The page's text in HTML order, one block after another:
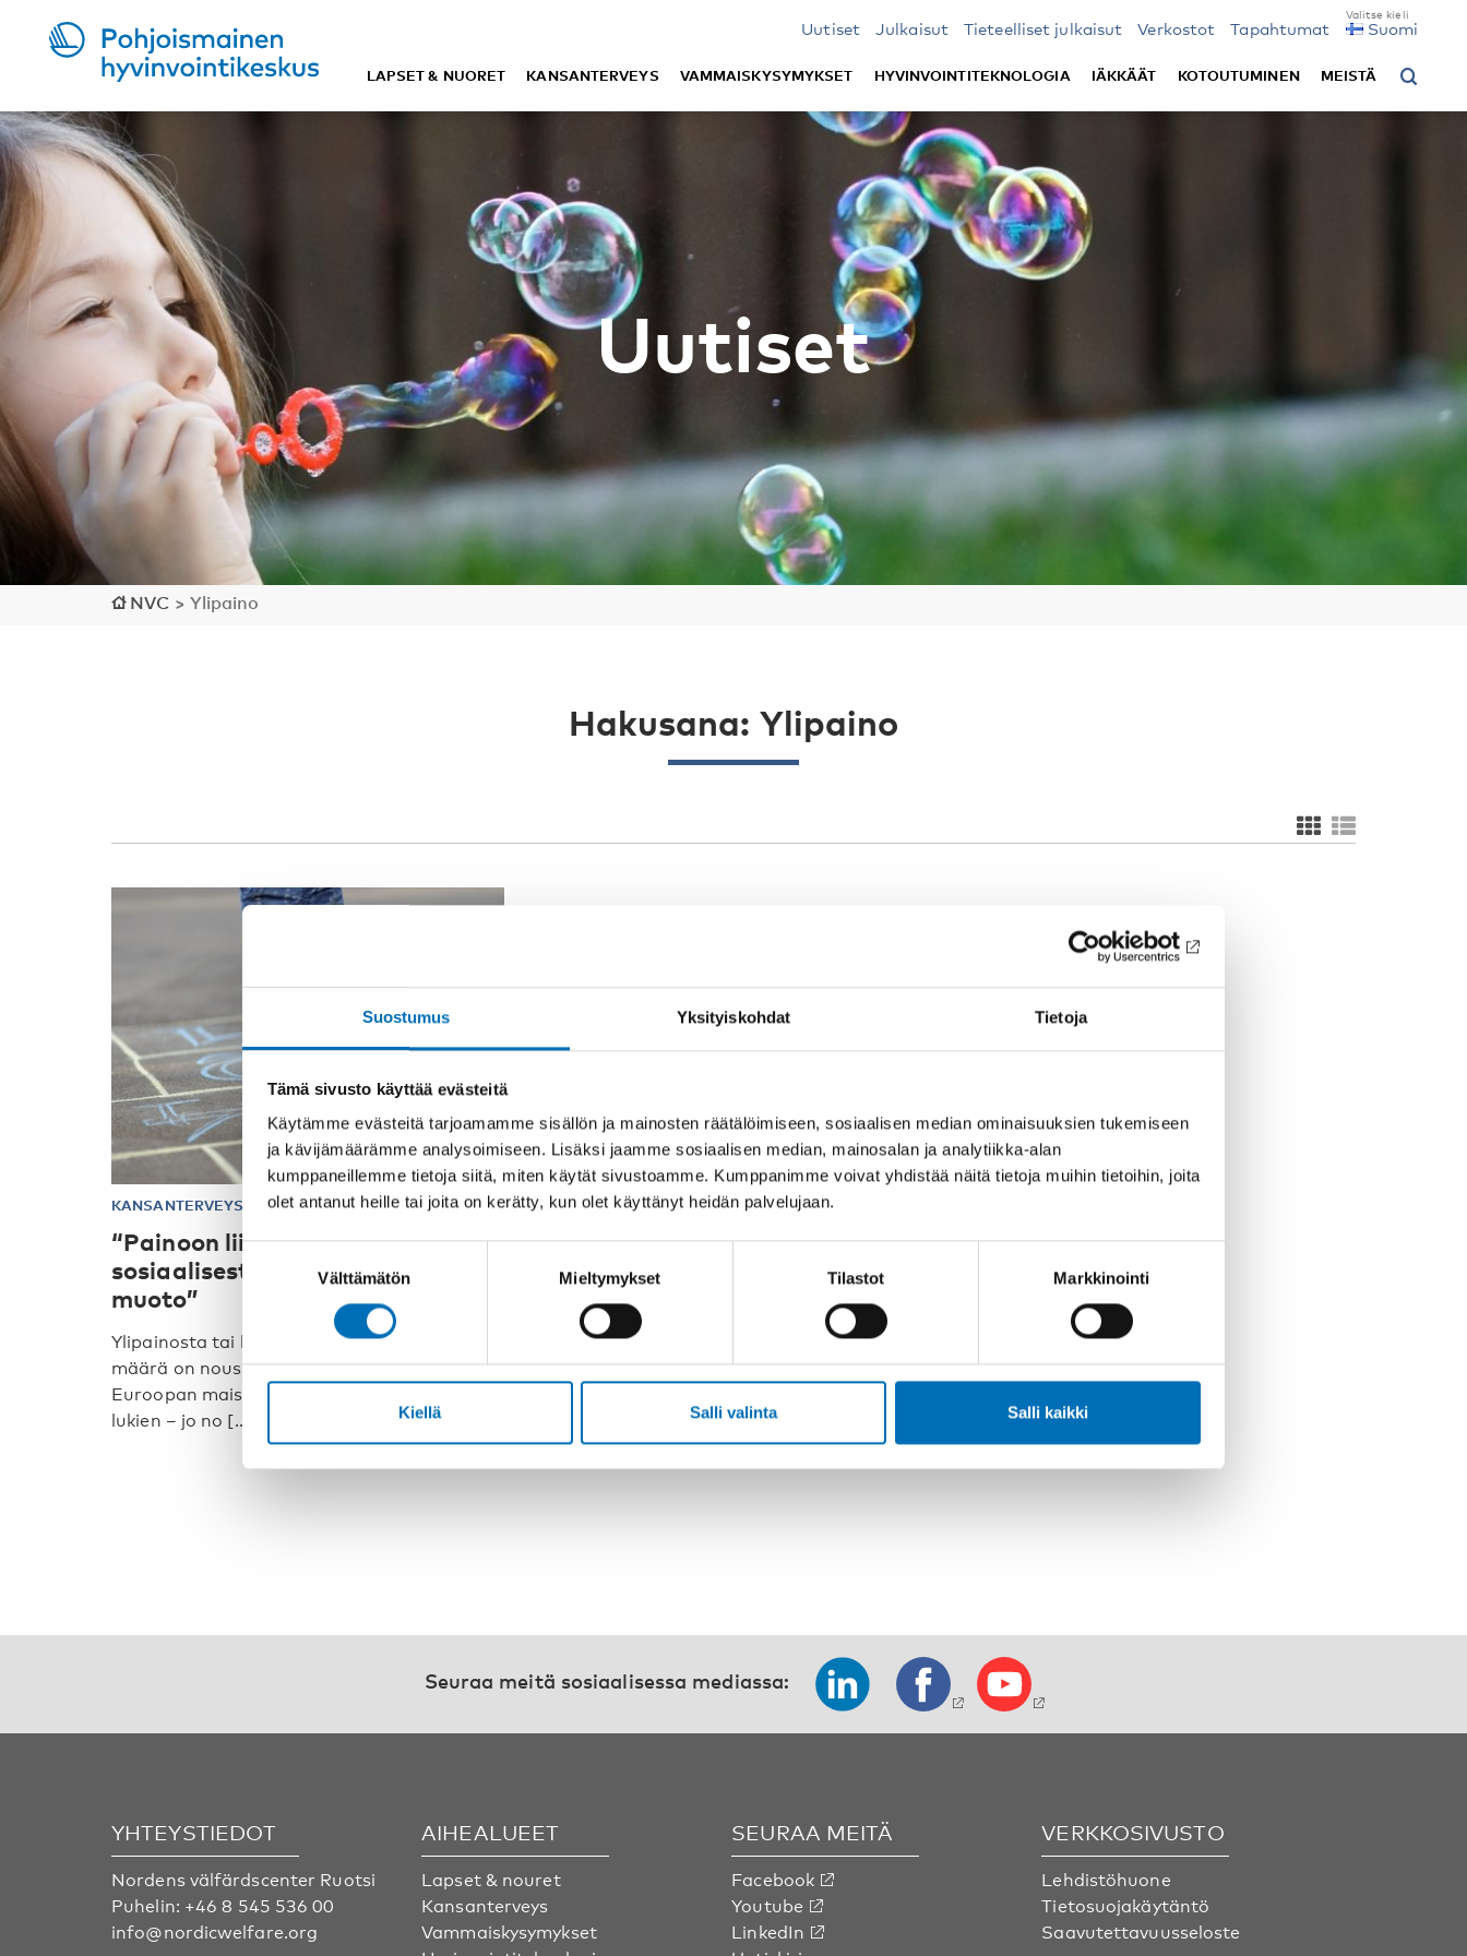
Suostumus Yksityiskohdat Tietoja
Tämä sivusto käyttää evästeitä
Käytämme evästeitä tarjoamamme sisällön ja mainosten räätälöimiseen, sosiaalisen median ominaisuuksien tukemiseen
ja kävijämäärämme analysoimiseen. Lisäksi jaamme sosiaalisen median, mainosalan ja analytiikka-alan
kumppaneillemme tietoja siitä, miten käytät sivustoamme. Kumppanimme voivat yhdistää näitä tietoja muihin tietoihin, joita
olet antanut heille tai joita on kerätty, kun olet käyttänyt heidän palvelujaan.
Suostumuksen
valinta
Välttämätön Mieltymykset Tilastot Markkinointi
Kiellä Salli valinta Salli kaikki
Uutiset Julkaisut Tieteelliset julkaisut Verkostot Tapahtumat Suomi
LAPSET & NUORET KANSANTERVEYS VAMMAISKYSYMYKSET HYVINVOINTITEKNOLOGIA IÄKKÄÄT KOTOUTUMINEN MEISTÄ
Uutiset
NVC > Ylipaino
Hakusana: Ylipaino
KANSANTERVEYS 11 loka 2018
“Painoon liittyvä leimaaminen on
sosiaalisesti hyväksytty syrjinnän
muoto”
Ylipainosta tai lihavuudesta kärsivien lasten
määrä on noussut ja vastaa monissa
Euroopan maissa – Pohjoismaat mukaan
lukien – jo no [...]
Seuraa meitä sosiaalisessa mediassa:
YHTEYSTIEDOT
Nordens välfärdscenter Ruotsi
Puhelin: +46 8 545 536 00
info@nordicwelfare.org
AIHEALUEET
Lapset & nouret
Kansanterveys
Vammaiskysymykset
SEURAA MEITÄ
Facebook
Youtube
LinkedIn
VERKKOSIVUSTO
Lehdistöhuone
Tietosuojakäytäntö
Saavutettavuusseloste